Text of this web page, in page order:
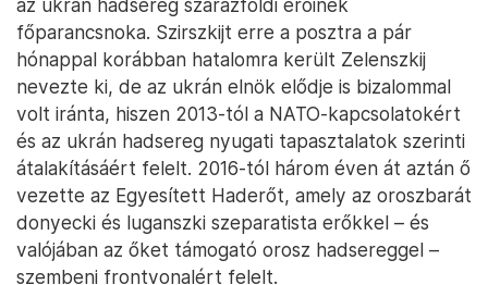
főparancsnoka. Szirszkijt erre a posztra a pár
hónappal korábban hatalomra került Zelenszkij
nevezte ki, de az ukrán elnök elődje is bizalommal
volt iránta, hiszen 2013-tól a NATO-kapcsolatokért
és az ukrán hadsereg nyugati tapasztalatok szerinti
átalakításáért felelt. 2016-tól három éven át aztán ő
vezette az Egyesített Haderőt, amely az oroszbarát
donyecki és luganszki szeparatista erőkkel – és
valójában az őket támogató orosz hadsereggel –
szembeni frontvonalért felelt.